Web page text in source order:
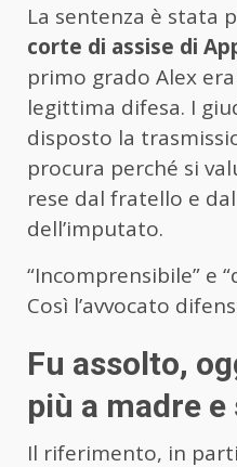
La sentenza è stata
corte di assise di
primo grado Alex
legittima difesa. I
disposto la
procura perché si
rese dal fratello e
dell’imputato.
“Incomprensibile” e
Così l’avvocato
Fu assolto,
più a madre e
Il riferimento, in